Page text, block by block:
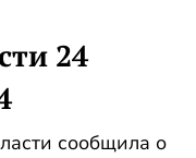
24
сообщила о